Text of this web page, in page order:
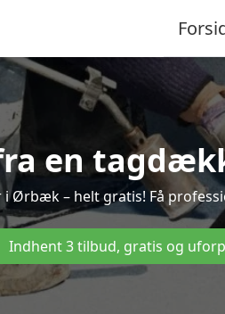
en
– helt gratis! Få
Indhent 3 tilbud, gratis og